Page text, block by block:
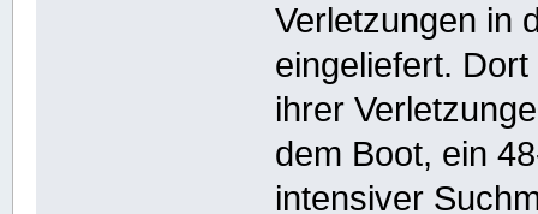
Verletzungen in
eingeliefert.
ihrer
dem Boot, ein
intensiver